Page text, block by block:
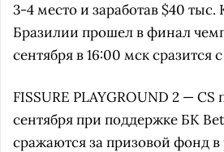
3-4 место и заработав $40 тыс.
Бразилии прошел в финал
сентября в 16:00 мск сразится с
FISSURE PLAYGROUND 2 — CS
сентября при поддержке БК
сражаются за призовой фонд в